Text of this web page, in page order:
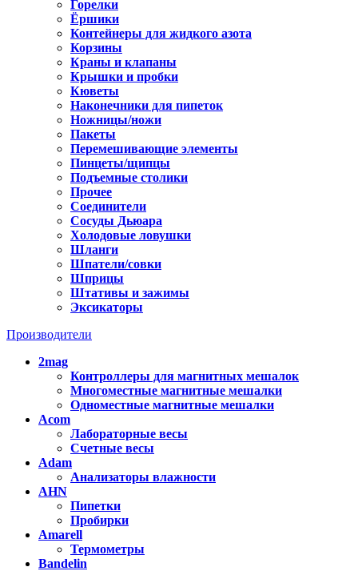
Горелки
Ёршики
Контейнеры для жидкого азота
Корзины
Краны и клапаны
Крышки и пробки
Кюветы
Наконечники для пипеток
Ножницы/ножи
Пакеты
Перемешивающие элементы
Пинцеты/щипцы
Подъемные столики
Прочее
Соединители
Сосуды Дьюара
Холодовые ловушки
Шланги
Шпатели/совки
Шприцы
Штативы и зажимы
Эксикаторы
Производители
2mag
Контроллеры для магнитных мешалок
Многоместные магнитные мешалки
Одноместные магнитные мешалки
Acom
Лабораторные весы
Счетные весы
Adam
Анализаторы влажности
AHN
Пипетки
Пробирки
Amarell
Термометры
Bandelin